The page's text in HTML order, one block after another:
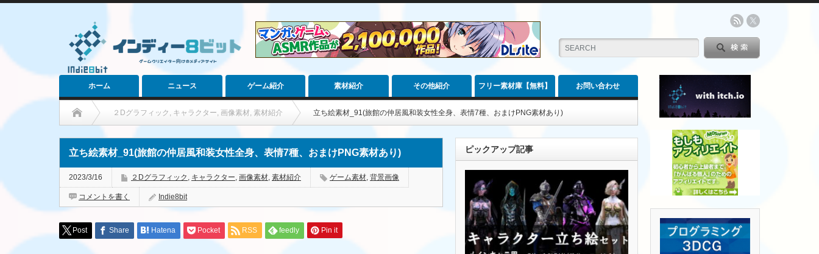
ホーム ニュース ゲーム紹介 素材紹介 その他紹介 フリー素材庫【無料】 お問い合わせ
２Dグラフィック , キャラクター, 画像素材, 素材紹介 立ち絵素材_91(旅館の仲居風和装女性全身、表情7種、おまけPNG素材あり)
立ち絵素材_91(旅館の仲居風和装女性全身、表情7種、おまけPNG素材あり)
2023/3/16 ２Dグラフィック , キャラクター, 画像素材, 素材紹介 ゲーム素材, 背景画像
コメントを書く Indie8bit
Post Share Hatena Pocket RSS feedly Pin it
ピックアップ記事